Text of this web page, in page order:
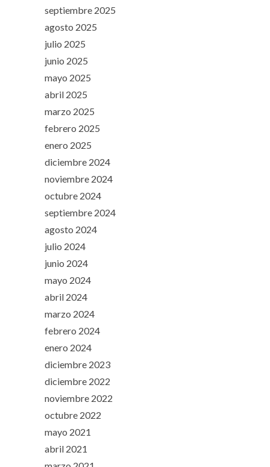
septiembre 2025
agosto 2025
julio 2025
junio 2025
mayo 2025
abril 2025
marzo 2025
febrero 2025
enero 2025
diciembre 2024
noviembre 2024
octubre 2024
septiembre 2024
agosto 2024
julio 2024
junio 2024
mayo 2024
abril 2024
marzo 2024
febrero 2024
enero 2024
diciembre 2023
diciembre 2022
noviembre 2022
octubre 2022
mayo 2021
abril 2021